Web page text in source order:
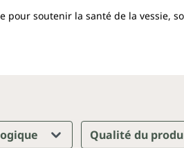
soutenir la santé de la vessie,
Qualité du